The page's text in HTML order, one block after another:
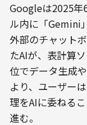
Googleは2025年
ル内に「Gemini
外部のチャット
たAIが、表計算
位でデータ生成
より、ユーザー
理をAIに委ねる
進む。